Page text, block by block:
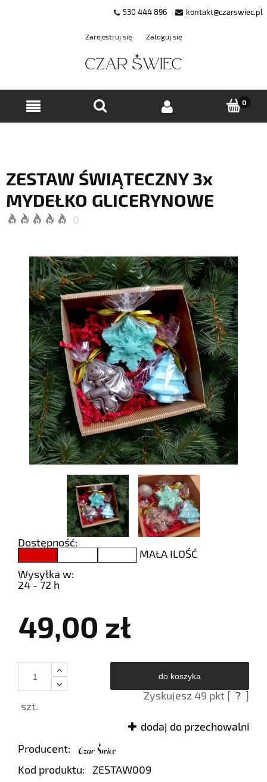
530 444 896 kontakt@czarswiec.pl
Zarejestruj się Zaloguj się
ZESTAW ŚWIĄTECZNY 3x
MYDEŁKO GLICERYNOWE
0
Dostępność:
MAŁA ILOŚĆ
Wysyłka w:
24 - 72 h
49,00 zł
szt.
do koszyka
Zyskujesz 49 pkt [ ? ]
dodaj do przechowalni
Producent:
Kod produktu:
ZESTAW009